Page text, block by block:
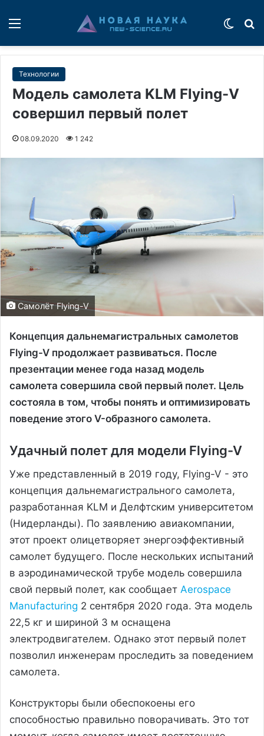
Технологии
Модель самолета KLM Flying-V
совершил первый полет
08.09.2020 1 242
Самолёт Flying-V
Концепция дальнемагистральных самолетов
Flying-V продолжает развиваться. После
презентации менее года назад модель
самолета совершила свой первый полет. Цель
состояла в том, чтобы понять и оптимизировать
поведение этого V-образного самолета.
Удачный полет для модели Flying-V
Уже представленный в 2019 году, Flying-V - это
концепция дальнемагистрального самолета,
разработанная KLM и Делфтским университетом
(Нидерланды). По заявлению авиакомпании,
этот проект олицетворяет энергоэффективный
самолет будущего. После нескольких испытаний
в аэродинамической трубе модель совершила
свой первый полет, как сообщает Aerospace
Manufacturing 2 сентября 2020 года. Эта модель
22,5 кг и шириной 3 м оснащена
электродвигателем. Однако этот первый полет
позволил инженерам проследить за поведением
самолета.
Конструкторы были обеспокоены его
способностью правильно поворачивать. Это тот